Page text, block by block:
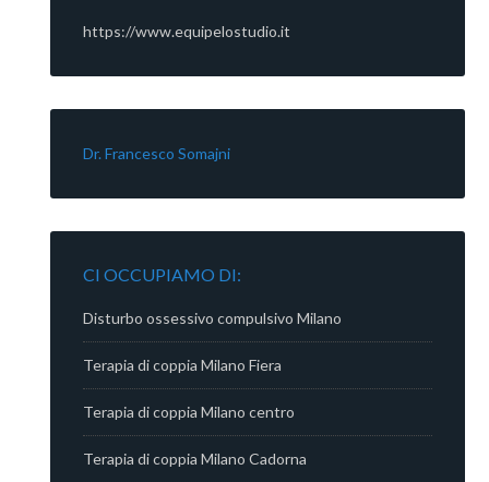
https://www.equipelostudio.it
Dr. Francesco Somajni
CI OCCUPIAMO DI:
Disturbo ossessivo compulsivo Milano
Terapia di coppia Milano Fiera
Terapia di coppia Milano centro
Terapia di coppia Milano Cadorna